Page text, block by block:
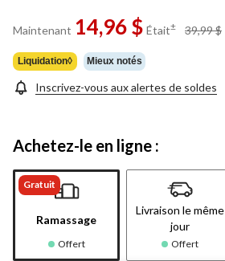
Maintenant 14,96 $ Était± 39,99 $
Liquidation◊ Mieux notés
Inscrivez-vous aux alertes de soldes
Achetez-le en ligne :
Gratuit
Ramassage
Offert
Livraison le même
jour
Offert